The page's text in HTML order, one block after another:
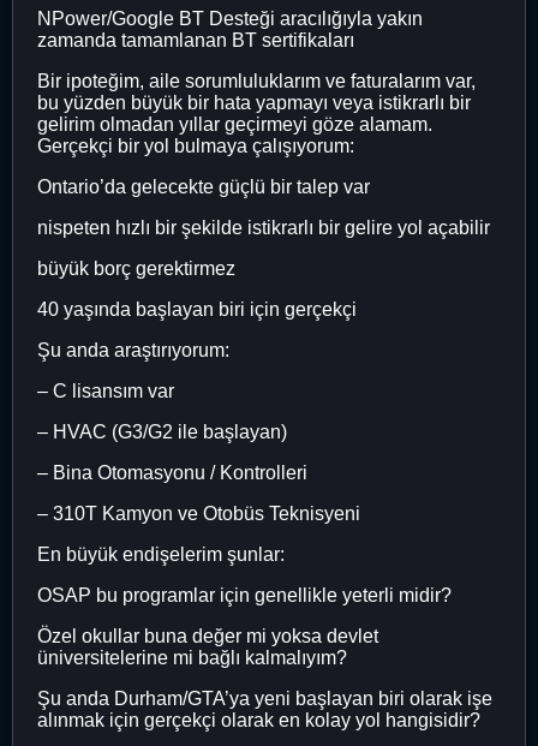
NPower/Google BT Desteği aracılığıyla yakın
zamanda tamamlanan BT sertifikaları
Bir ipoteğim, aile sorumluluklarım ve faturalarım var,
bu yüzden büyük bir hata yapmayı veya istikrarlı bir
gelirim olmadan yıllar geçirmeyi göze alamam.
Gerçekçi bir yol bulmaya çalışıyorum:
Ontario’da gelecekte güçlü bir talep var
nispeten hızlı bir şekilde istikrarlı bir gelire yol açabilir
büyük borç gerektirmez
40 yaşında başlayan biri için gerçekçi
Şu anda araştırıyorum:
– C lisansım var
– HVAC (G3/G2 ile başlayan)
– Bina Otomasyonu / Kontrolleri
– 310T Kamyon ve Otobüs Teknisyeni
En büyük endişelerim şunlar:
OSAP bu programlar için genellikle yeterli midir?
Özel okullar buna değer mi yoksa devlet
üniversitelerine mi bağlı kalmalıyım?
Şu anda Durham/GTA’ya yeni başlayan biri olarak işe
alınmak için gerçekçi olarak en kolay yol hangisidir?